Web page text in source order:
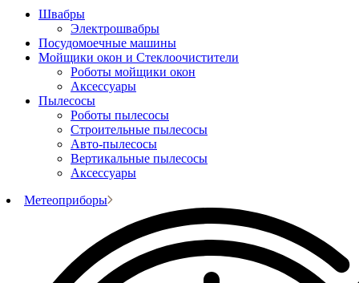
Швабры
Электрошвабры
Посудомоечные машины
Мойщики окон и Стеклоочистители
Роботы мойщики окон
Аксессуары
Пылесосы
Роботы пылесосы
Строительные пылесосы
Авто-пылесосы
Вертикальные пылесосы
Аксессуары
Метеоприборы